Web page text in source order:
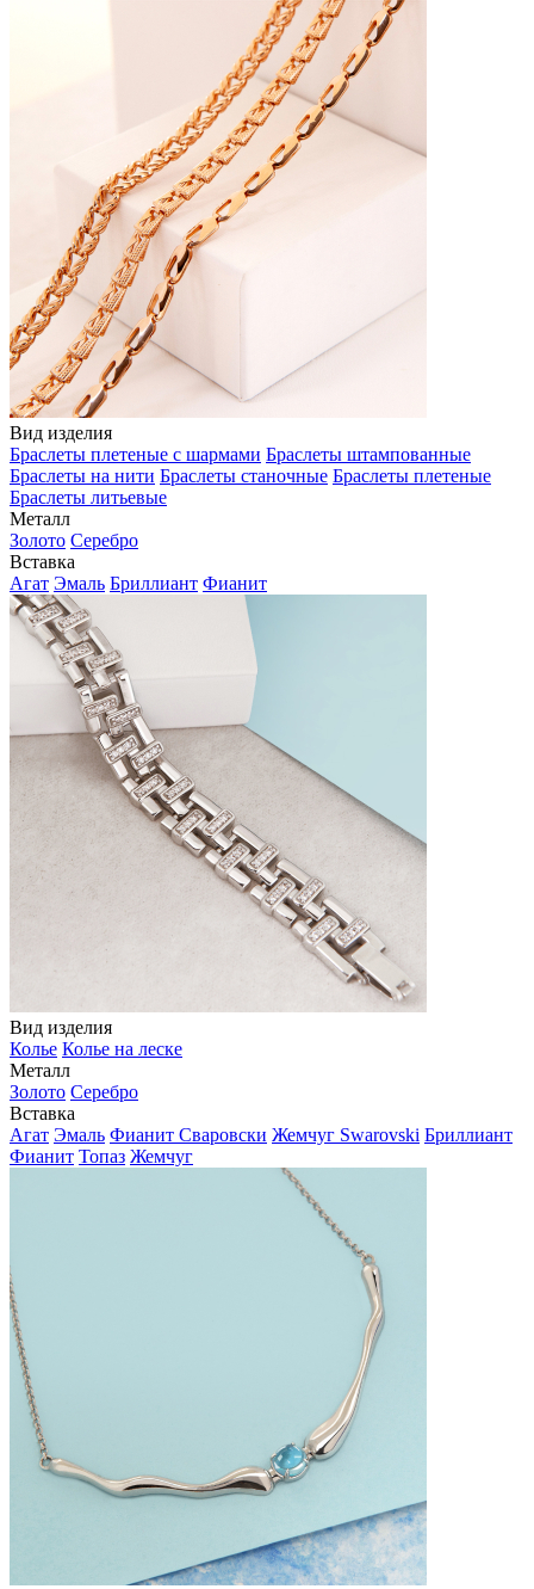
Вид изделия
Браслеты плетеные с шармами Браслеты штампованные
Браслеты на нити Браслеты станочные Браслеты плетеные
Браслеты литьевые
Металл
Золото Серебро
Вставка
Агат Эмаль Бриллиант Фианит
Вид изделия
Колье Колье на леске
Металл
Золото Серебро
Вставка
Агат Эмаль Фианит Сваровски Жемчуг Swarovski Бриллиант
Фианит Топаз Жемчуг